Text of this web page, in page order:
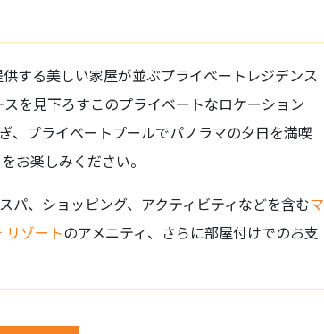
する美しい家屋が並ぶプライベートレジデンス
を見下ろすこのプライベートなロケーション
、プライベートプールでパノラマの夕日を満喫
お楽しみください。
パ、ショッピング、アクティビティなどを含むマ
リゾートのアメニティ、さらに部屋付けでのお支